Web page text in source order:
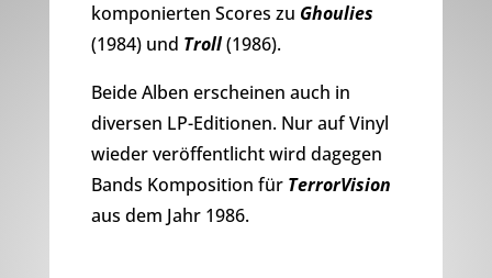
komponierten Scores zu Ghoulies
(1984) und Troll(1986).
Beide Alben erscheinen auch in
diversen LP-Editionen. Nur auf Vinyl
wieder veröffentlicht wird dagegen
Bands Komposition für TerrorVision
aus dem Jahr 1986.